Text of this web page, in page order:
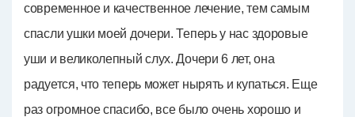
современное и качественное лечение, тем самым
спасли ушки моей дочери. Теперь у нас здоровые
уши и великолепный слух. Дочери 6 лет, она
радуется, что теперь может нырять и купаться. Еще
раз огромное спасибо, все было очень хорошо и